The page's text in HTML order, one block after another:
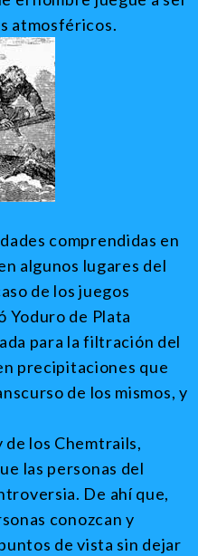
atmosféricos.
comprendidas en
algunos lugares del
de los juegos
Yoduro de Plata
para la filtración del
precipitaciones que
de los mismos, y
de los Chemtrails,
las personas del
De ahí que,
conozcan y
de vista sin dejar